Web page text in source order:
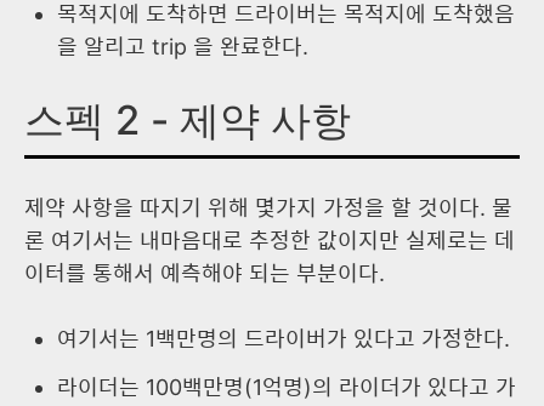
목적지에 도착하면 드라이버는 목적지에 도착했음
을 알리고 trip 을 완료한다.
스펙 2 - 제약 사항
제약 사항을 따지기 위해 몇가지 가정을 할 것이다. 물
론 여기서는 내마음대로 추정한 값이지만 실제로는 데
이터를 통해서 예측해야 되는 부분이다.
여기서는 1백만명의 드라이버가 있다고 가정한다.
라이더는 100백만명(1억명)의 라이더가 있다고 가